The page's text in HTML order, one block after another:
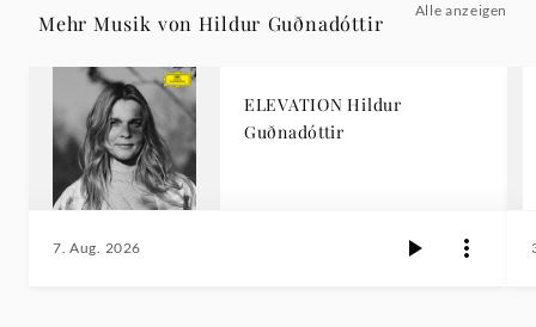
Mehr Musik von Hildur Guðnadóttir
Alle anzeigen
ELEVATION Hildur
Guðnadóttir
7. Aug. 2026